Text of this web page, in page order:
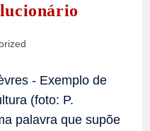
- Exemplo de
(foto: P.
palavra que supõe